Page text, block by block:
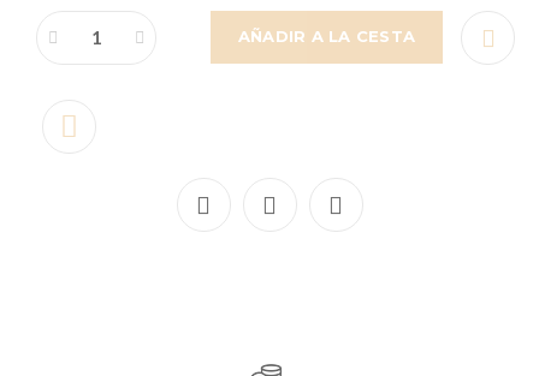
AÑADIR A LA CESTA